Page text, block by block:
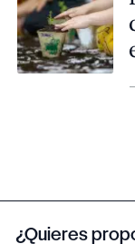
¿Quieres